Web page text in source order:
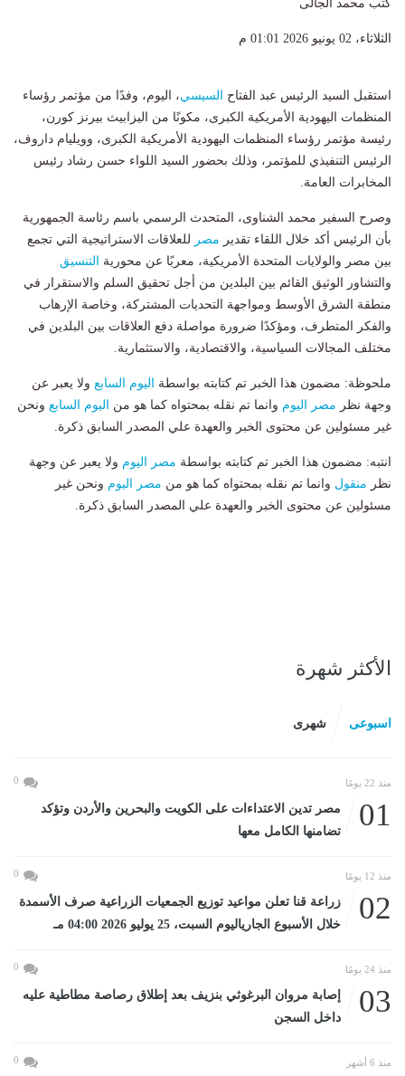
كتب محمد الجالى
الثلاثاء، 02 يونيو 2026 01:01 م
استقبل السيد الرئيس عبد الفتاح السيسي، اليوم، وفدًا من مؤتمر رؤساء
المنظمات اليهودية الأمريكية الكبرى، مكونًا من اليزابيث بيرنز كورن،
رئيسة مؤتمر رؤساء المنظمات اليهودية الأمريكية الكبرى، وويليام داروف،
الرئيس التنفيذي للمؤتمر، وذلك بحضور السيد اللواء حسن رشاد رئيس
المخابرات العامة.
وصرح السفير محمد الشناوى، المتحدث الرسمي باسم رئاسة الجمهورية
بأن الرئيس أكد خلال اللقاء تقدير مصر للعلاقات الاستراتيجية التي تجمع
بين مصر والولايات المتحدة الأمريكية، معربًا عن محورية
التنسيق
والتشاور الوثيق القائم بين البلدين من أجل تحقيق السلم والاستقرار في
منطقة الشرق الأوسط ومواجهة التحديات المشتركة، وخاصة الإرهاب
والفكر المتطرف، ومؤكدًا ضرورة مواصلة دفع العلاقات بين البلدين في
مختلف المجالات السياسية، والاقتصادية، والاستثمارية.
ملحوظة: مضمون هذا الخبر تم كتابته بواسطة اليوم السابع ولا يعبر عن
وجهة نظر مصر اليوم وانما تم نقله بمحتواه كما هو من اليوم السابع ونحن
غير مسئولين عن محتوى الخبر والعهدة علي المصدر السابق ذكرة.
انتبه: مضمون هذا الخبر تم كتابته بواسطة مصر اليوم ولا يعبر عن وجهة
نظر منقول وانما تم نقله بمحتواه كما هو من مصر اليوم ونحن غير
مسئولين عن محتوى الخبر والعهدة علي المصدر السابق ذكرة.
الأكثر شهرة
اسبوعى شهرى
منذ 22 يومًا 0
01
مصر تدين الاعتداءات على الكويت والبحرين والأردن وتؤكد
تضامنها الكامل معها
منذ 12 يومًا 0
02
زراعة قنا تعلن مواعيد توزيع الجمعيات الزراعية صرف الأسمدة
خلال الأسبوع الجارياليوم السبت، 25 يوليو 2026 04:00 مـ
منذ 24 يومًا 0
03
إصابة مروان البرغوثي بنزيف بعد إطلاق رصاصة مطاطية عليه
داخل السجن
منذ 6 أشهر 0